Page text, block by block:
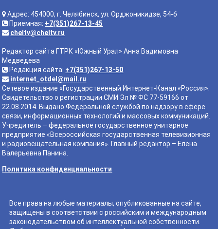
Адрес: 454000, г. Челябинск, ул. Орджоникидзе, 54-б
Приемная: +7(351)267-13-45
cheltv@cheltv.ru
Редактор сайта ГТРК «Южный Урал» Анна Вадимовна
Медведева
Редакция сайта: +7(351)267-13-50
internet_otdel@mail.ru
Сетевое издание «Государственный Интернет-Канал «Россия».
Свидетельство о регистрации СМИ Эл № ФС 77-59166 от
22.08.2014. Выдано Федеральной службой по надзору в сфере
связи, информационных технологий и массовых коммуникаций.
Учредитель – федеральное государственное унитарное
предприятие «Всероссийская государственная телевизионная
и радиовещательная компания». Главный редактор – Елена
Валерьевна Панина.
Политика конфиденциальности
Все права на любые материалы, опубликованные на сайте,
защищены в соответствии с российским и международным
законодательством об интеллектуальной собственности.